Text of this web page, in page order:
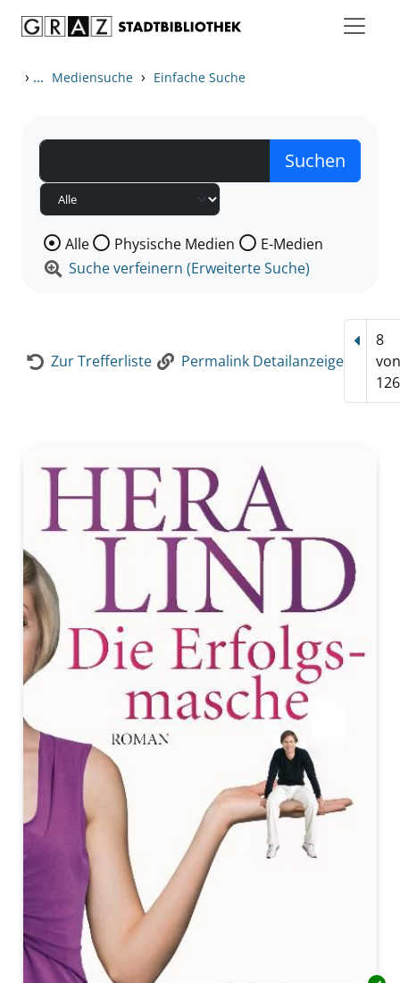
› ... Mediensuche › Einfache Suche
Wählen Sie die Medienart nach der Sie suchen wollen.
Alle Physische Medien
E-Medien
Suche verfeinern (Erweiterte Suche)
Zur Trefferliste Permalink Detailanzeige
8
von
126